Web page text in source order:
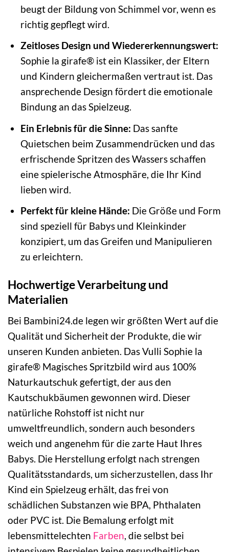
beugt der Bildung von Schimmel vor, wenn es
richtig gepflegt wird.
Zeitloses Design und Wiedererkennungswert:
Sophie la girafe® ist ein Klassiker, der Eltern
und Kindern gleichermaßen vertraut ist. Das
ansprechende Design fördert die emotionale
Bindung an das Spielzeug.
Ein Erlebnis für die Sinne: Das sanfte
Quietschen beim Zusammendrücken und das
erfrischende Spritzen des Wassers schaffen
eine spielerische Atmosphäre, die Ihr Kind
lieben wird.
Perfekt für kleine Hände: Die Größe und Form
sind speziell für Babys und Kleinkinder
konzipiert, um das Greifen und Manipulieren
zu erleichtern.
Hochwertige Verarbeitung und
Materialien
Bei Bambini24.de legen wir größten Wert auf die
Qualität und Sicherheit der Produkte, die wir
unseren Kunden anbieten. Das Vulli Sophie la
girafe® Magisches Spritzbild wird aus 100%
Naturkautschuk gefertigt, der aus den
Kautschukbäumen gewonnen wird. Dieser
natürliche Rohstoff ist nicht nur
umweltfreundlich, sondern auch besonders
weich und angenehm für die zarte Haut Ihres
Babys. Die Herstellung erfolgt nach strengen
Qualitätsstandards, um sicherzustellen, dass Ihr
Kind ein Spielzeug erhält, das frei von
schädlichen Substanzen wie BPA, Phthalaten
oder PVC ist. Die Bemalung erfolgt mit
lebensmittelechten Farben , die selbst bei